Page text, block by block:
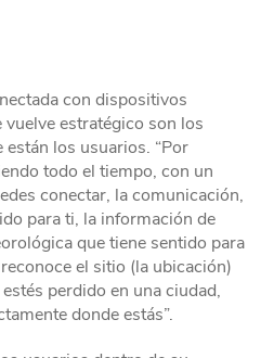
con dispositivos
estratégico son los
los usuarios. “Por
todo el tiempo, con un
conectar, la comunicación,
para ti, la información de
que tiene sentido para
el sitio (la ubicación)
perdido en una ciudad,
donde estás”.